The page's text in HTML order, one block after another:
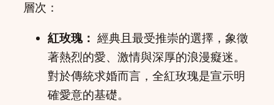
層次：
紅玫瑰： 經典且最受推崇的選擇，象徵
著熱烈的愛、激情與深厚的浪漫癡迷。
對於傳統求婚而言，全紅玫瑰是宣示明
確愛意的基礎。